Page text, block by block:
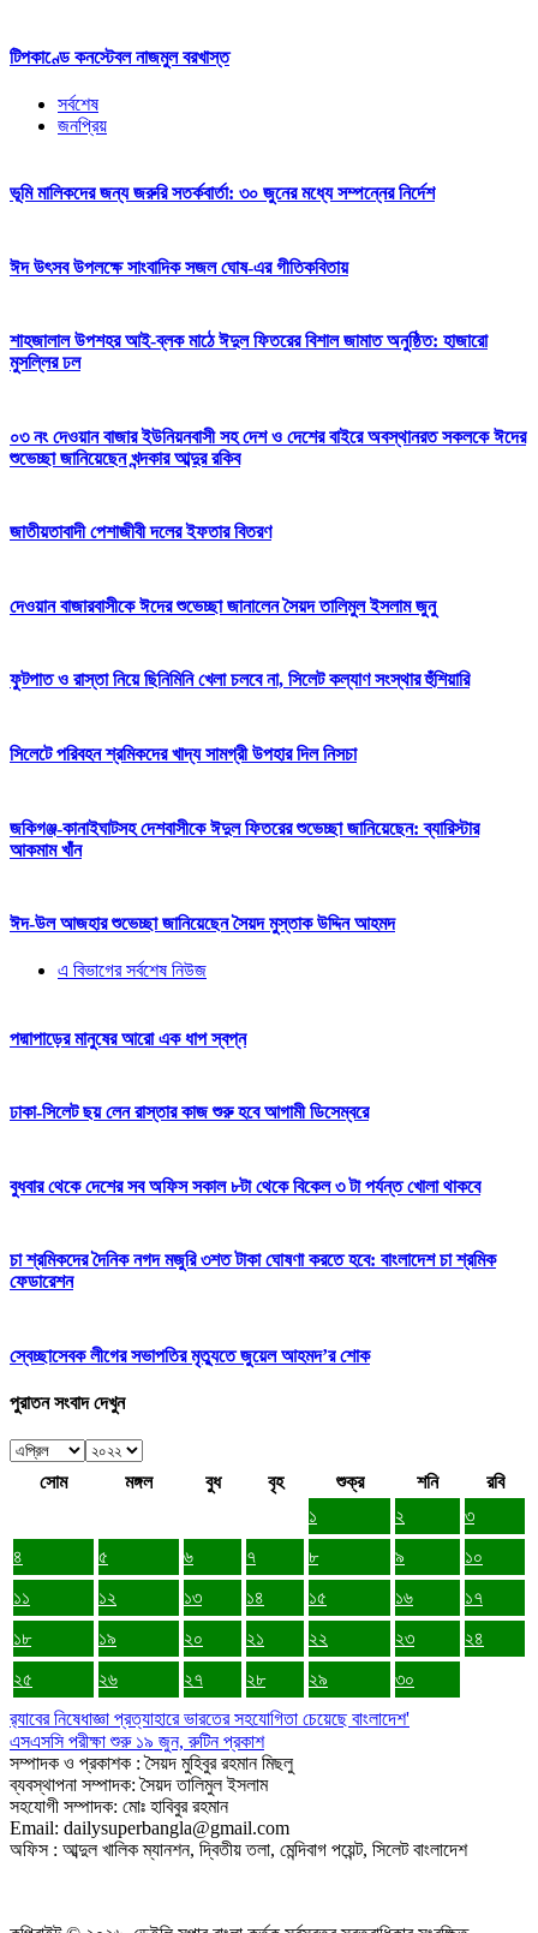
টিপকাণ্ডে কনস্টেবল নাজমুল বরখাস্ত
সর্বশেষ
জনপ্রিয়
ভূমি মালিকদের জন্য জরুরি সতর্কবার্তা: ৩০ জুনের মধ্যে সম্পন্নের নির্দেশ
ঈদ উৎসব উপলক্ষে সাংবাদিক সজল ঘোষ-এর গীতিকবিতায়
শাহজালাল উপশহর আই-ব্লক মাঠে ঈদুল ফিতরের বিশাল জামাত অনুষ্ঠিত: হাজারো
মুসল্লির ঢল
০৩ নং দেওয়ান বাজার ইউনিয়নবাসী সহ দেশ ও দেশের বাইরে অবস্থানরত সকলকে ঈদের
শুভেচ্ছা জানিয়েছেন খন্দকার আব্দুর রকিব
জাতীয়তাবাদী পেশাজীবী দলের ইফতার বিতরণ
দেওয়ান বাজারবাসীকে ঈদের শুভেচ্ছা জানালেন সৈয়দ তালিমুল ইসলাম জুনু
ফুটপাত ও রাস্তা নিয়ে ছিনিমিনি খেলা চলবে না, সিলেট কল্যাণ সংস্থার হুঁশিয়ারি
সিলেটে পরিবহন শ্রমিকদের খাদ্য সামগ্রী উপহার দিল নিসচা
জকিগঞ্জ-কানাইঘাটসহ দেশবাসীকে ঈদুল ফিতরের শুভেচ্ছা জানিয়েছেন: ব্যারিস্টার
আকমাম খাঁন
ঈদ-উল আজহার শুভেচ্ছা জানিয়েছেন সৈয়দ মুস্তাক উদ্দিন আহমদ
এ বিভাগের সর্বশেষ নিউজ
পদ্মাপাড়ের মানুষের আরো এক ধাপ স্বপ্ন
ঢাকা-সিলেট ছয় লেন রাস্তার কাজ শুরু হবে আগামী ডিসেম্বরে
বুধবার থেকে দেশের সব অফিস সকাল ৮টা থেকে বিকেল ৩ টা পর্যন্ত খোলা থাকবে
চা শ্রমিকদের দৈনিক নগদ মজুরি ৩শত টাকা ঘোষণা করতে হবে: বাংলাদেশ চা শ্রমিক
ফেডারেশন
স্বেচ্ছাসেবক লীগের সভাপতির মৃত্যুতে জুয়েল আহমদ’র শোক
পুরাতন সংবাদ দেখুন
সোম মঙ্গল বুধ বৃহ শুক্র শনি
রবি
১
২
৩
৪
৫ ৬ ৭ ৮ ৯
১০
১১
১২ ১৩ ১৪ ১৫ ১৬
১৭
১৮
১৯ ২০ ২১ ২২ ২৩
২৪
২৫
২৬ ২৭ ২৮ ২৯
৩০
র‍্যাবের নিষেধাজ্ঞা প্রত্যাহারে ভারতের সহযোগিতা চেয়েছে বাংলাদেশ'
এসএসসি পরীক্ষা শুরু ১৯ জুন, রুটিন প্রকাশ
সম্পাদক ও প্রকাশক : সৈয়দ মুহিবুর রহমান মিছলু
ব্যবস্থাপনা সম্পাদক: সৈয়দ তালিমুল ইসলাম
সহযোগী সম্পাদক: মোঃ হাবিবুর রহমান
Email: dailysuperbangla@gmail.com
অফিস : আব্দুল খালিক ম্যানশন, দ্বিতীয় তলা, মেন্দিবাগ পয়েন্ট, সিলেট বাংলাদেশ